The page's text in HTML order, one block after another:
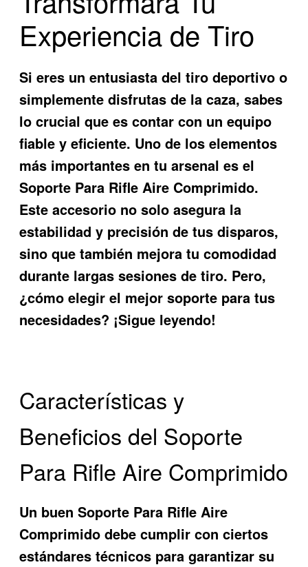
Experiencia de Tiro
Si eres un entusiasta del tiro deportivo o
simplemente disfrutas de la caza, sabes
lo crucial que es contar con un equipo
fiable y eficiente. Uno de los elementos
más importantes en tu arsenal es el
Soporte Para Rifle Aire Comprimido.
Este accesorio no solo asegura la
estabilidad y precisión de tus disparos,
sino que también mejora tu comodidad
durante largas sesiones de tiro. Pero,
¿cómo elegir el mejor soporte para tus
necesidades? ¡Sigue leyendo!
Características y
Beneficios del Soporte
Para Rifle Aire Comprimido
Un buenSoporte Para Rifle Aire
Comprimido debe cumplir con ciertos
estándares técnicos para garantizar su